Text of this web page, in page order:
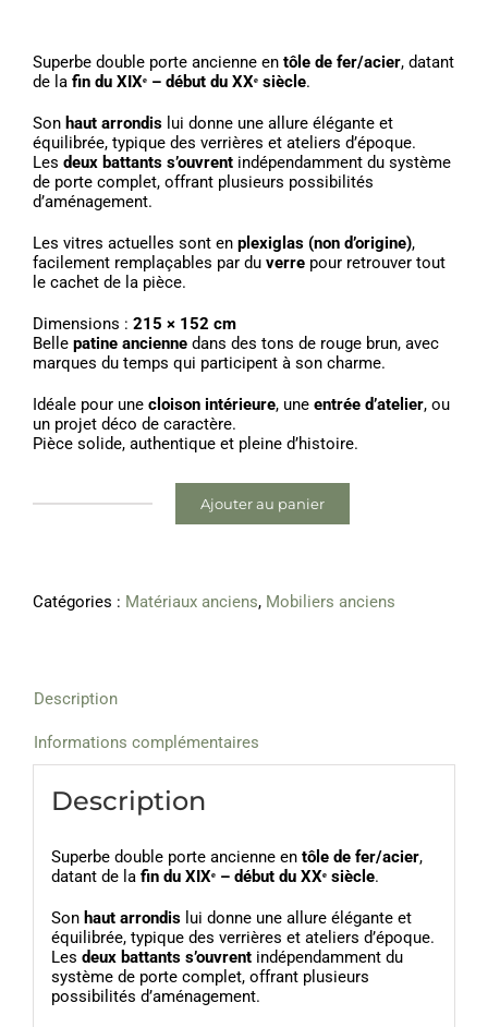
Superbe double porte ancienne en tôle de fer/acier, datant
de la fin du XIXᵉ – début du XXᵉ siècle.
Son haut arrondis lui donne une allure élégante et
équilibrée, typique des verrières et ateliers d’époque.
Les deux battants s’ouvrent indépendamment du système
de porte complet, offrant plusieurs possibilités
d’aménagement.
Les vitres actuelles sont en plexiglas (non d’origine),
facilement remplaçables par du verre pour retrouver tout
le cachet de la pièce.
Dimensions : 215 × 152 cm
Belle patine ancienne dans des tons de rouge brun, avec
marques du temps qui participent à son charme.
Idéale pour une cloison intérieure, une entrée d’atelier, ou
un projet déco de caractère.
Pièce solide, authentique et pleine d’histoire.
métal
/
XXᵉ
Ajouter au panier
Catégories : Matériaux anciens, Mobiliers anciens
Description
Informations complémentaires
Description
Superbe double porte ancienne en tôle de fer/acier,
datant de la fin du XIXᵉ – début du XXᵉ siècle.
Son haut arrondislui donne une allure élégante et
équilibrée, typique des verrières et ateliers d’époque.
Les deux battants s’ouvrentindépendamment du
système de porte complet, offrant plusieurs
possibilités d’aménagement.